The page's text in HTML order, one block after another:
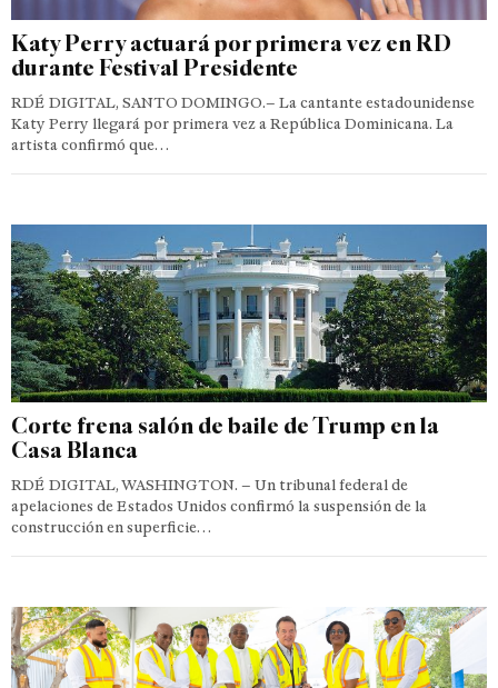
Katy Perry actuará por primera vez en RD
durante Festival Presidente
RDÉ DIGITAL, SANTO DOMINGO.– La cantante estadounidense
Katy Perry llegará por primera vez a República Dominicana. La
artista confirmó que…
Corte frena salón de baile de Trump en la
Casa Blanca
RDÉ DIGITAL, WASHINGTON. – Un tribunal federal de
apelaciones de Estados Unidos confirmó la suspensión de la
construcción en superficie…